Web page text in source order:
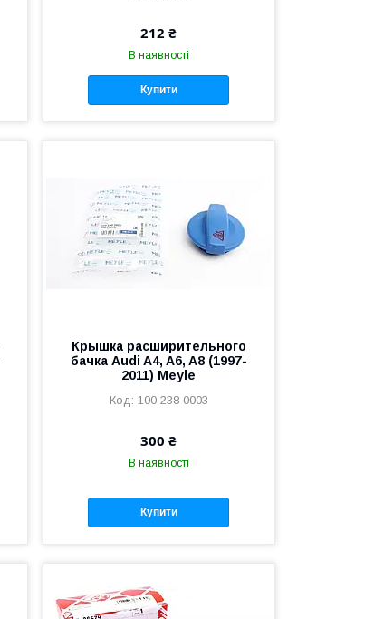
212 ₴
В наявності
Купити
Крышка расширительного
бачка Audi A4, A6, A8 (1997-
2011) Meyle
100 238 0003
300 ₴
В наявності
Купити